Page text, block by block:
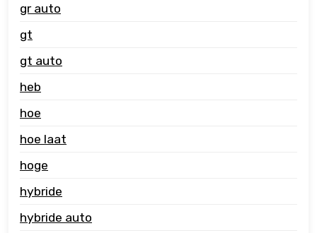
gr auto
gt
gt auto
heb
hoe
hoe laat
hoge
hybride
hybride auto